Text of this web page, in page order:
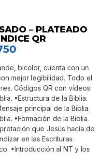
– PLATEADO
QR
bicolor, cuenta con un
mejor legibilidad. Todo el
Códigos QR con vídeos
•Estructura de la Biblia.
principal de la Biblia.
•Formación de la Biblia.
que Jesús hacía de
en las Escrituras:
•Introducción al NT y los